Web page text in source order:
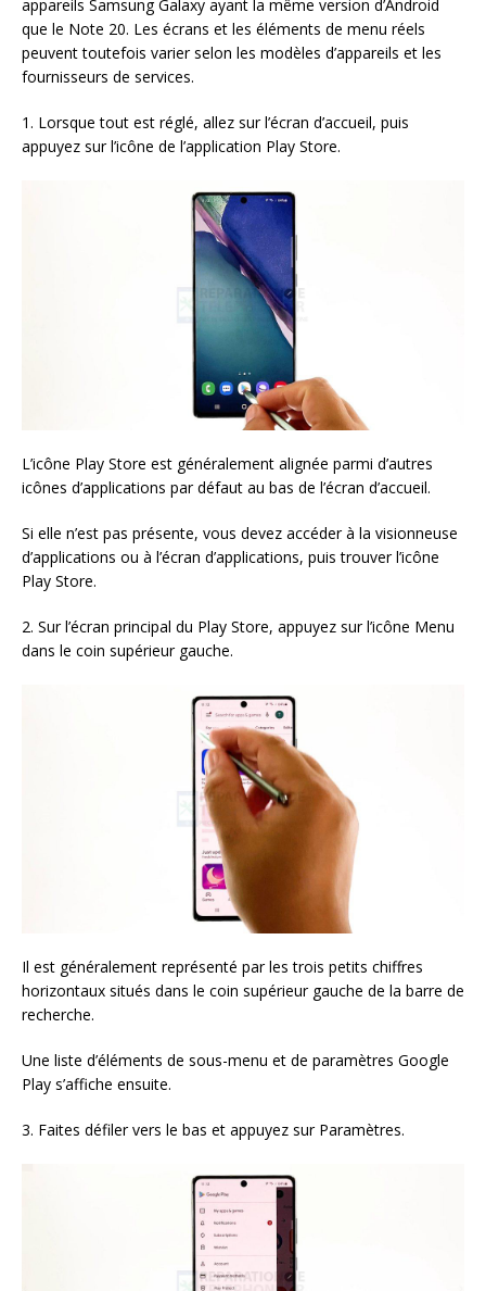
appareils Samsung Galaxy ayant la même version d’Android
que le Note 20. Les écrans et les éléments de menu réels
peuvent toutefois varier selon les modèles d’appareils et les
fournisseurs de services.
1. Lorsque tout est réglé, allez sur l’écran d’accueil, puis
appuyez sur l’icône de l’application Play Store.
L’icône Play Store est généralement alignée parmi d’autres
icônes d’applications par défaut au bas de l’écran d’accueil.
Si elle n’est pas présente, vous devez accéder à la visionneuse
d’applications ou à l’écran d’applications, puis trouver l’icône
Play Store.
2. Sur l’écran principal du Play Store, appuyez sur l’icône Menu
dans le coin supérieur gauche.
Il est généralement représenté par les trois petits chiffres
horizontaux situés dans le coin supérieur gauche de la barre de
recherche.
Une liste d’éléments de sous-menu et de paramètres Google
Play s’affiche ensuite.
3. Faites défiler vers le bas et appuyez sur Paramètres.